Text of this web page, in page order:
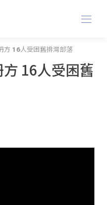
方 16人受困舊排灣部落
16人受困舊